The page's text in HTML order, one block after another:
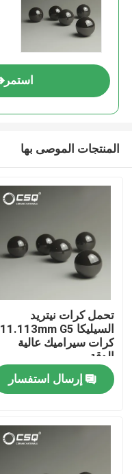
منزل
استمر
المنتجات الموصى بها
تحمل كرات نيتريد
السيليكا 11.113mm G5
كرات سيراميك عالية
الدقة
إرسال استفسار